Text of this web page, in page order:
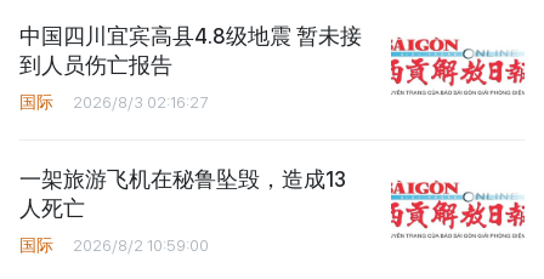
中国四川宜宾高县4.8级地震 暂未接
到人员伤亡报告
国际 2026/8/3 02:16:27
一架旅游飞机在秘鲁坠毁，造成13
人死亡
国际 2026/8/2 10:59:00